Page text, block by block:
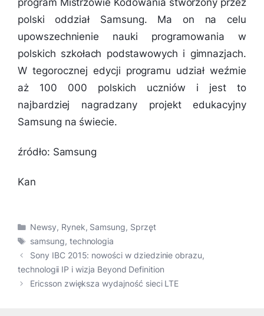
program Mistrzowie Kodowania stworzony przez
polski oddział Samsung. Ma on na celu
upowszechnienie nauki programowania w
polskich szkołach podstawowych i gimnazjach.
W tegorocznej edycji programu udział weźmie
aż 100 000 polskich uczniów i jest to
najbardziej nagradzany projekt edukacyjny
Samsung na świecie.
źródło: Samsung
Kan
Kategorie
Newsy, Rynek, Samsung, Sprzęt
Tagi
samsung, technologia
Sony IBC 2015: nowości w dziedzinie obrazu,
technologii IP i wizja Beyond Definition
Ericsson zwiększa wydajność sieci LTE